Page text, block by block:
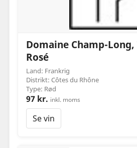
Domaine Champ-
Rosé
Land: Frankrig
Distrikt: Côtes du Rhône
Type: Rød
97 kr. inkl. moms
Se vin